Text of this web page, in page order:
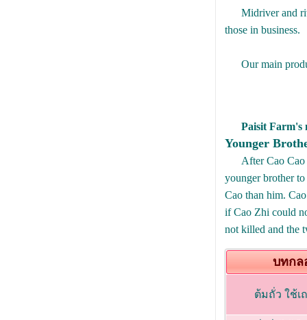
Midriver and
those in business.
Our main
Paisit Farm's
Younger
After Cao Cao (
younger brother
Cao than him.
if Cao Zhi could
not killed and the
บทกล
ต้มถั่ว ใช้เ